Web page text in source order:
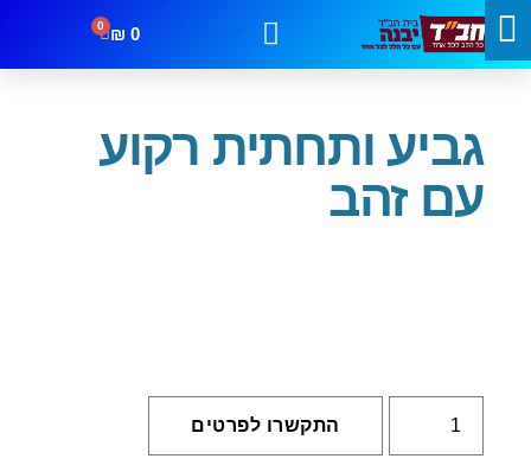
0
₪
0
עמוד הבית/שבת וחג גביעים/ גביע ותחתית רקוע עם זהב
גביע ותחתית רקוע
עם זהב
התקשרו לפרטים